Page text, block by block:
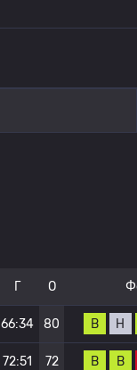
Г О
66:34 80 В Н
72:51 72 В В